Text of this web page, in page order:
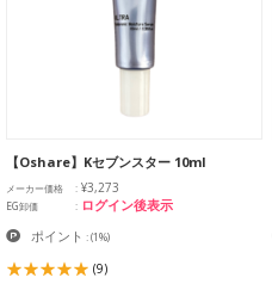
【Oshare】Kセブンスター 10ml
メーカー価格 ¥3,273
EG卸価 ログイン後表示
ポイント :(1%)
(9)